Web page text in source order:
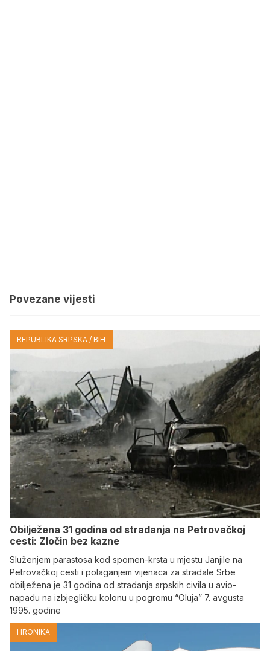
Povezane vijesti
REPUBLIKA SRPSKA / BIH
Obilježena 31 godina od stradanja na Petrovačkoj
cesti: Zločin bez kazne
Služenjem parastosa kod spomen-krsta u mjestu Janjile na
Petrovačkoj cesti i polaganjem vijenaca za stradale Srbe
obilježena je 31 godina od stradanja srpskih civila u avio-
napadu na izbjegličku kolonu u pogromu “Oluja” 7. avgusta
1995. godine
HRONIKA